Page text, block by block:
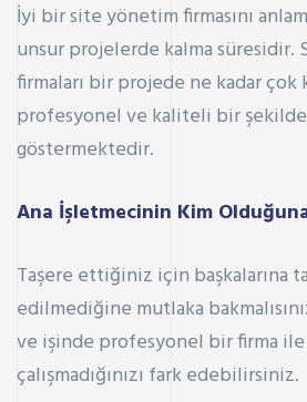
İyi bir site yönetim firmasını
unsur projelerde kalma süresidir.
firmaları bir projede ne kadar çok
profesyonel ve kaliteli bir
göstermektedir.
Ana İşletmecinin Kim Olduğuna
Taşere ettiğiniz için başkalarına
edilmediğine mutlaka
ve işinde profesyonel bir firma ile
çalışmadığınızı fark edebilirsiniz.